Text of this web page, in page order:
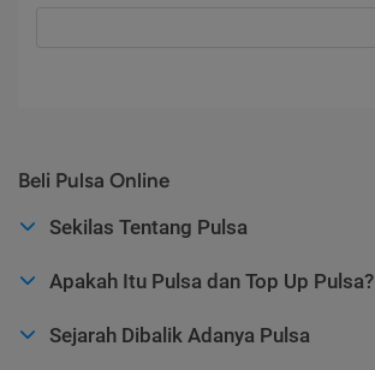
Beli Pulsa Online
Sekilas Tentang Pulsa
Apakah Itu Pulsa dan Top Up Pulsa?
Sejarah Dibalik Adanya Pulsa